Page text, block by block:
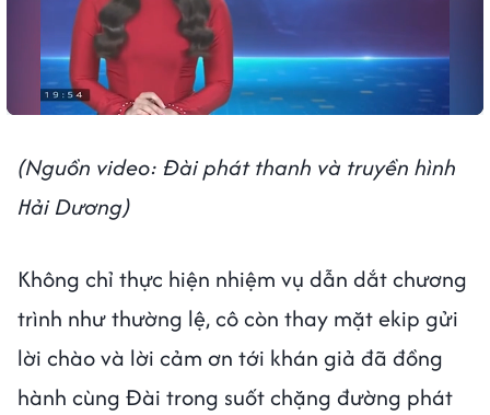
(Nguồn video: Đài phát thanh và truyền hình
Hải Dương)
Không chỉ thực hiện nhiệm vụ dẫn dắt chương
trình như thường lệ, cô còn thay mặt ekip gửi
lời chào và lời cảm ơn tới khán giả đã đồng
hành cùng Đài trong suốt chặng đường phát